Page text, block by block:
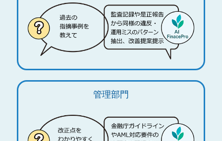
管理部門